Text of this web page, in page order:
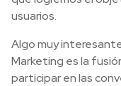
usuarios.
Algo muy
Marketing es la
participar en las